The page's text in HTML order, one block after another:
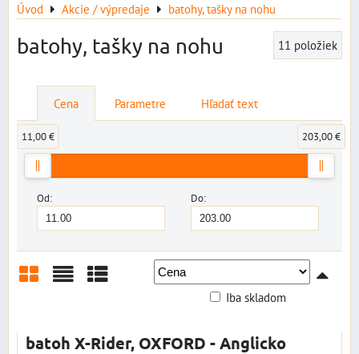
Úvod Akcie / výpredaje batohy, tašky na nohu
batohy, tašky na nohu 11 položiek
Cena Parametre Hľadať text
Od: Do:
11,00 € 203,00 €
Iba skladom
batoh X-Rider, OXFORD - Anglicko